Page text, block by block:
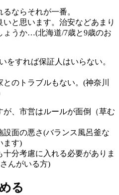
ならそれが一番。
と思います。治安などあまり
ょうか…(北海道/7歳と9歳のお
をすれば保証人はいらない。
のトラブルもない。(神奈川
が、市営はルールが面倒（草む
面の悪さ(バランス風呂釜な
ます)
分考慮に入れる必要がありま
んがいる方)
る